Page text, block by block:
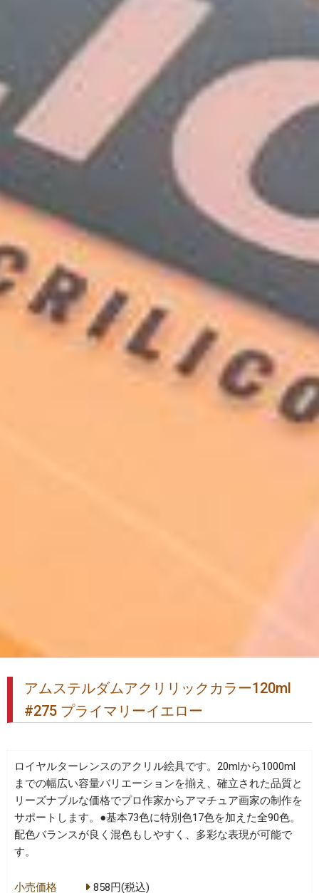
アムステルダムアクリリックカラー120ml
#275 プライマリーイエロー
ロイヤルターレンスのアクリル絵具です。20mlから1000ml
までの幅広い容量バリエーションを揃え、確立された品質と
リーズナブルな価格でプロ作家からアマチュア画家の制作を
サポートします。●基本73色に特別色17色を加えた全90色。
配色バランスが良く混色もしやすく、多彩な表現が可能で
す。
小売価格 858円(税込)